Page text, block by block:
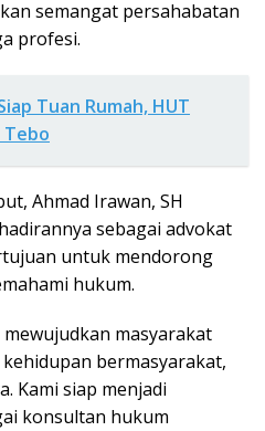
semangat persahabatan
profesi.
Tuan Rumah, HUT
Tebo
Ahmad Irawan, SH
sebagai advokat
untuk mendorong
hukum.
masyarakat
bermasyarakat,
Kami siap menjadi
konsultan hukum